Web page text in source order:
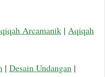
Arcamanik | Aqiqah
| Desain Undangan |